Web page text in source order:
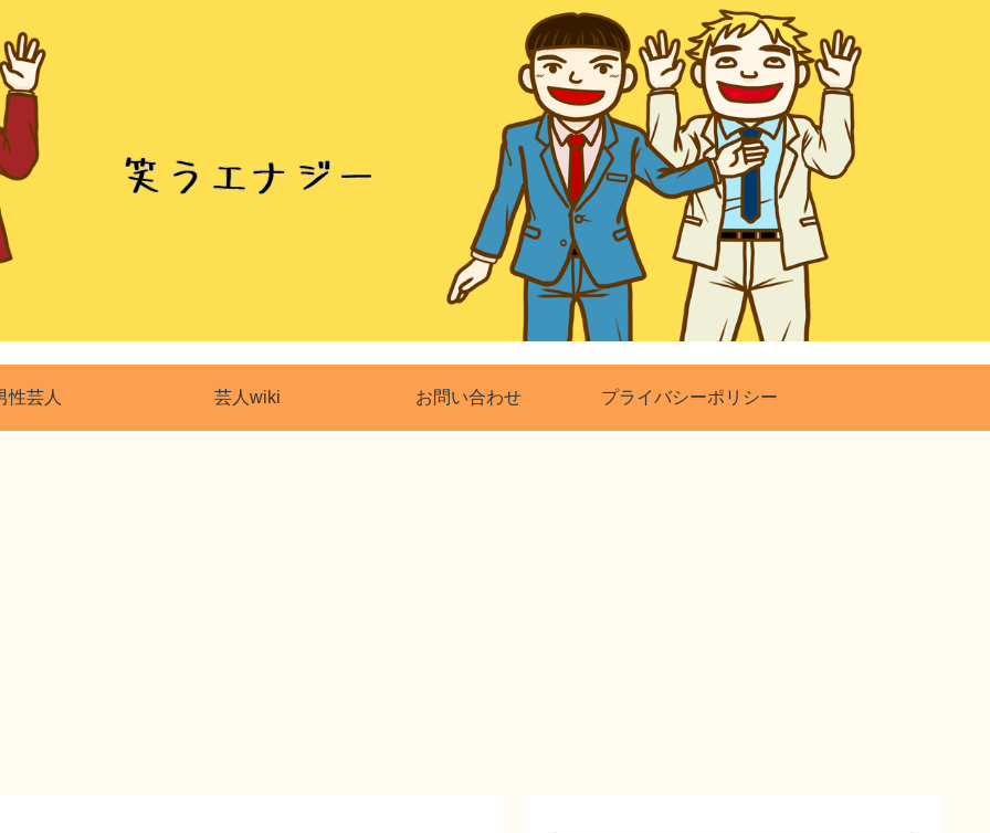
性芸人 芸人wiki お問い合わせ プライバシーポリシー